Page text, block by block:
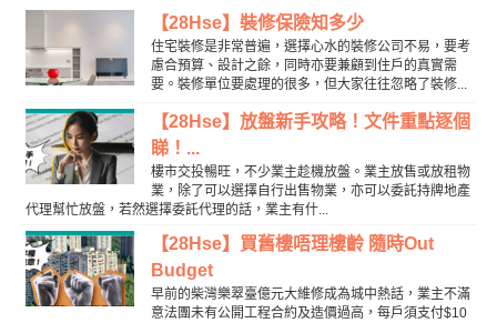
【28Hse】裝修保險知多少
住宅裝修是非常普遍，選擇心水的裝修公司不易，要考
慮合預算、設計之餘，同時亦要兼顧到住戶的真實需
要。裝修單位要處理的很多，但大家往往忽略了裝修...
【28Hse】放盤新手攻略！文件重點逐個
睇！...
樓市交投暢旺，不少業主趁機放盤。業主放售或放租物
業，除了可以選擇自行出售物業，亦可以委託持牌地產
代理幫忙放盤，若然選擇委託代理的話，業主有什...
【28Hse】買舊樓唔理樓齡 隨時Out
Budget
早前的柴灣樂翠臺億元大維修成為城中熱話，業主不滿
意法團未有公開工程合約及造價過高，每戶須支付$10